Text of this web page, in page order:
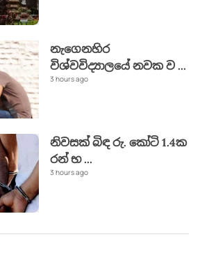
නැගෙනහිර
විශ්වවිද්‍යාලයේ නවක ව ...
3 hours ago
නිවසක් බිඳ රු. කෝටි 1.4ක
රන් භ...
3 hours ago